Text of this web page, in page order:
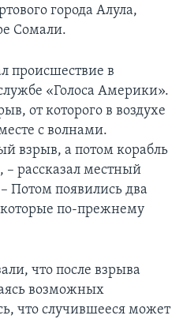
города Алула,
Сомали.
происшествие в
«Голоса Америки».
от которого в воздухе
с волнами.
взрыв, а потом корабль
– рассказал местный
Потом появились два
по-прежнему
что после взрыва
возможных
что случившееся может